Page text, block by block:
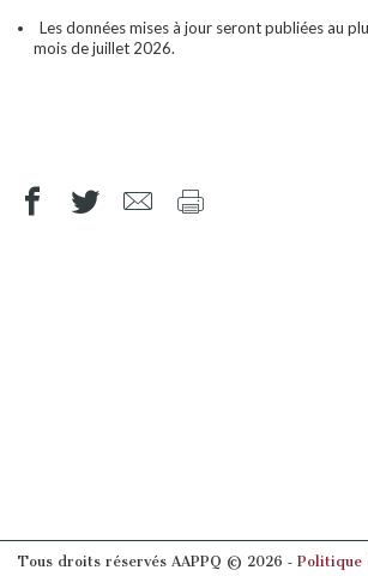
Les données mises à jour seront publiées au
mois de juillet 2026.
Tous droits réservés AAPPQ © 2026 ‐ Politique